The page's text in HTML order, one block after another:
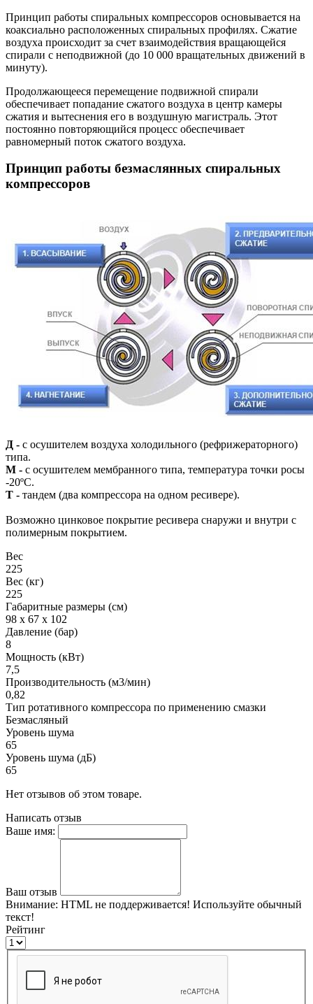
Принцип работы спиральных компрессоров основывается на
коаксиально расположенных спиральных профилях. Сжатие
воздуха происходит за счет взаимодействия вращающейся
спирали с неподвижной (до 10 000 вращательных движений в
минуту).
Продолжающееся перемещение подвижной спирали
обеспечивает попадание сжатого воздуха в центр камеры
сжатия и вытеснения его в воздушную магистраль. Этот
постоянно повторяющийся процесс обеспечивает
равномерный поток сжатого воздуха.
Принцип работы безмаслянных спиральных
компрессоров
Д - с осушителем воздуха холодильного (рефрижераторного)
типа.
М - с осушителем мембранного типа, температура точки росы
-20ºС.
Т - тандем (два компрессора на одном ресивере).
Возможно цинковое покрытие ресивера снаружи и внутри с
полимерным покрытием.
Вес
225
Вес (кг)
225
Габаритные размеры (см)
98 x 67 x 102
Давление (бар)
8
Мощность (кВт)
7,5
Производительность (м3/мин)
0,82
Тип ротативного компрессора по применению смазки
Безмасляный
Уровень шума
65
Уровень шума (дБ)
65
Нет отзывов об этом товаре.
Написать отзыв
Ваше имя:
Ваш отзыв
Внимание: HTML не поддерживается! Используйте обычный
текст!
Рейтинг